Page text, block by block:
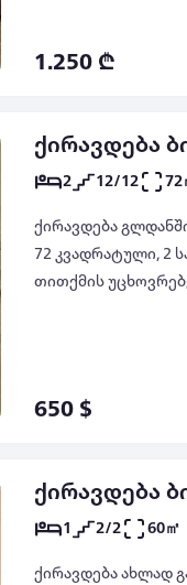
წიწამურის ქ. #6
1.250 ₾
ქირავდება
2 12/12 72
ქირავდება
72 კვადრატული, 2
თითქმის
650 $
ქირავდება
1 2/2 60㎡
ქირავდება ახლად